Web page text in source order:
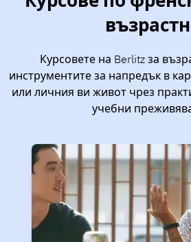
Курсовете на Berlitz за
инструментите за напредък в
или личния ви живот чрез
учебни